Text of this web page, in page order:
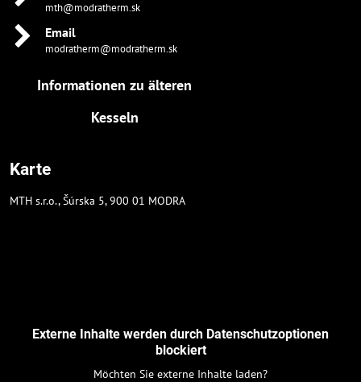
mth@modratherm.sk
Email
modratherm@modratherm.sk
Informationen zu älteren
Kesseln
Karte
MTH s.r.o., Šúrska 5, 900 01 MODRA
Externe Inhalte werden durch Datenschutzoptionen
blockiert
Möchten Sie externe Inhalte laden?